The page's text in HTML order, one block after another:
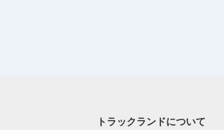
トラックランドについて